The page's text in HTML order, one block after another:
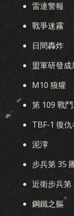
雷達警報
戰爭迷霧
日間轟炸
盟軍研發成
M10 狼獾
第 109 戰
TBF-1 復仇
泥濘
步兵第 35
近衛步兵第
鋼鐵之軀